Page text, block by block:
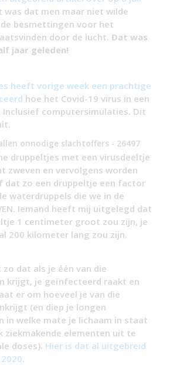
was dat men maar niet wilde
besmettingen voor het
door de lucht. Dat was
jaar geleden!
heeft vorige week een prachtige
hoe het Covid-19 virus in een
Inclusief computersimulaties. Dit
druppeltjes met een virusdeeltje
zweven en vervolgens worden
dat zo een druppeltje een factor
waterdruppels die we in de
Iemand heeft mij uitgelegd dat
1 centimeter groot zou zijn, je
200 kilometer lang zou zijn.
dat als je één van die
krijgt, je geïnfecteerd raakt en
er om hoeveel je van die
(en diep je longen
in welke mate je lichaam in staat
ziekmakende elementen uit te
doses). Hier is dat al uitgebreid